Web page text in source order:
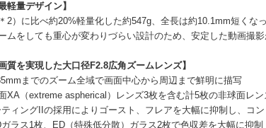
軽量デザイン】
2）に比べ約20%軽量化した約547g、全長は約10.1mm短く
ムをしても重心が変わりづらい設計のため、安定した動画撮
質を実現した大口径F2.8広角ズームレンズ】
までのズーム全域で画面中心から周辺まで鮮明に描写
XA（extreme aspherical）レンズ3枚を含む計5枚の非球面レ
ティングIIの採用によりゴースト、フレアを大幅に抑制し、コ
ガラス1枚、ED（特殊低分散）ガラス2枚で色収差を大幅に抑制